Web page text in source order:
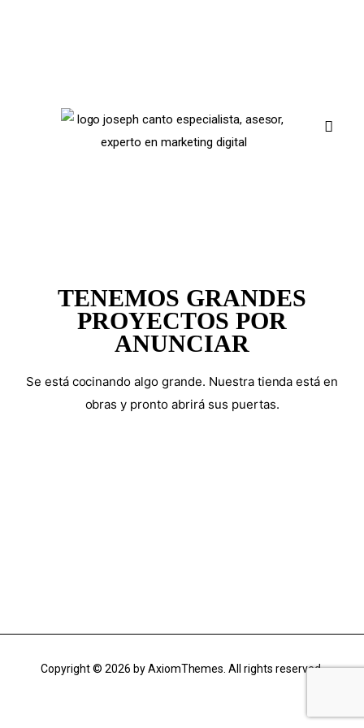
Webs en VentaTENEMOS GRANDES
PROYECTOS POR
ANUNCIAR
Se está cocinando algo grande. Nuestra tienda está en
obras y pronto abrirá sus puertas.
Copyright © 2026 by AxiomThemes. All rights reserved.